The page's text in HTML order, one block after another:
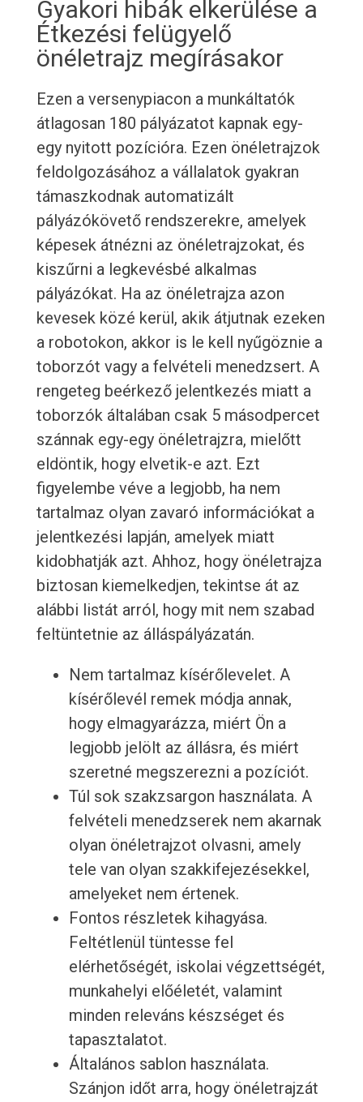
Gyakori hibák elkerülése a
Étkezési felügyelő
önéletrajz megírásakor
Ezen a versenypiacon a munkáltatók
átlagosan 180 pályázatot kapnak egy-
egy nyitott pozícióra. Ezen önéletrajzok
feldolgozásához a vállalatok gyakran
támaszkodnak automatizált
pályázókövető rendszerekre, amelyek
képesek átnézni az önéletrajzokat, és
kiszűrni a legkevésbé alkalmas
pályázókat. Ha az önéletrajza azon
kevesek közé kerül, akik átjutnak ezeken
a robotokon, akkor is le kell nyűgöznie a
toborzót vagy a felvételi menedzsert. A
rengeteg beérkező jelentkezés miatt a
toborzók általában csak 5 másodpercet
szánnak egy-egy önéletrajzra, mielőtt
eldöntik, hogy elvetik-e azt. Ezt
figyelembe véve a legjobb, ha nem
tartalmaz olyan zavaró információkat a
jelentkezési lapján, amelyek miatt
kidobhatják azt. Ahhoz, hogy önéletrajza
biztosan kiemelkedjen, tekintse át az
alábbi listát arról, hogy mit nem szabad
feltüntetnie az álláspályázatán.
Nem tartalmaz kísérőlevelet. A
kísérőlevél remek módja annak,
hogy elmagyarázza, miért Ön a
legjobb jelölt az állásra, és miért
szeretné megszerezni a pozíciót.
Túl sok szakzsargon használata. A
felvételi menedzserek nem akarnak
olyan önéletrajzot olvasni, amely
tele van olyan szakkifejezésekkel,
amelyeket nem értenek.
Fontos részletek kihagyása.
Feltétlenül tüntesse fel
elérhetőségét, iskolai végzettségét,
munkahelyi előéletét, valamint
minden releváns készséget és
tapasztalatot.
Általános sablon használata.
Szánjon időt arra, hogy önéletrajzát